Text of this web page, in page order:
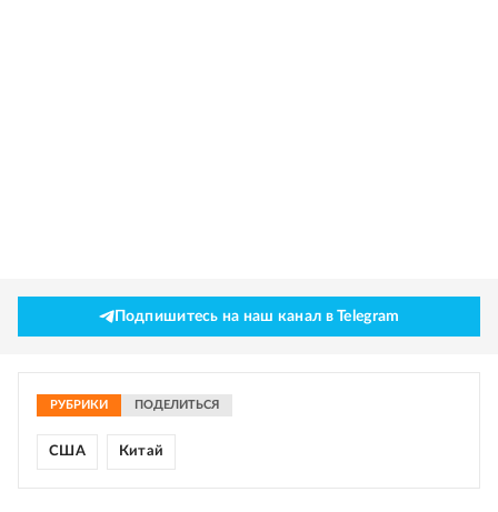
Подпишитесь на наш канал в Telegram
РУБРИКИ ПОДЕЛИТЬСЯ
США Китай